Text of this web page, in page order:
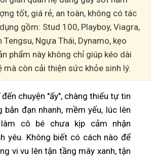
tốt, giá rẻ, an toàn, không có tác
gồm: Stud 100, Playboy, Viagra,
Tengsu, Ngựa Thái, Dynamo, kẹo
phẩm này không chỉ giúp kéo dài
mà còn cải thiện sức khỏe sinh lý.
chuyện "ấy", chàng thiếu tự tin
bắn đạn nhanh, mềm yếu, lúc lên
cô bé chưa kịp cảm nhận
yêu. Không biết có cách nào để
vi vu lên tận tầng mây xanh, tận